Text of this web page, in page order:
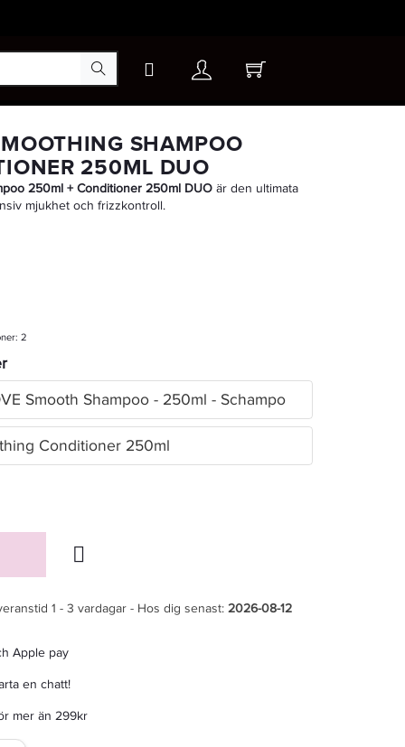
SHAMPOO
250ML DUO
250ml + Conditioner 250ml DUO är den ultimata
mjukhet och frizzkontroll.
2
Smooth Shampoo - 250ml - Schampo
Conditioner 250ml
1 - 3 vardagar - Hos dig senast: 2026-08-12
Apple pay
en chatt!
mer än 299kr